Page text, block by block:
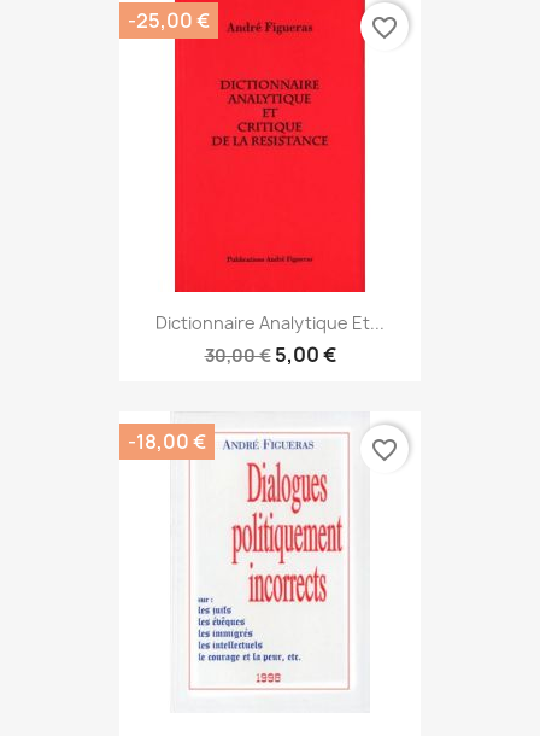
Dictionnaire Analytique Et...
30,00 € 5,00 €
-25,00 € favorite_border
-18,00 € favorite_border